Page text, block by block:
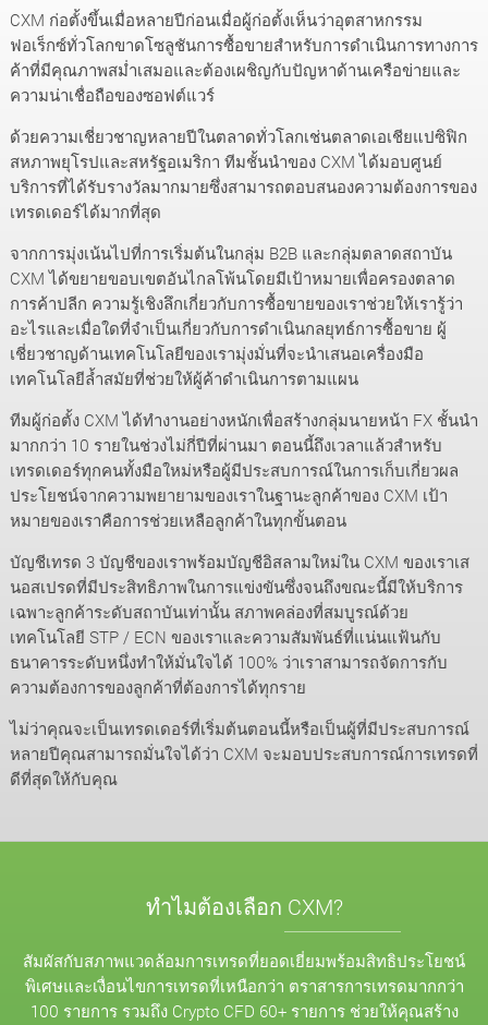
CXM ก่อตั้งขึ้นเมื่อหลายปีก่อนเมื่อผู้ก่อตั้งเห็นว่าอุตสาหกรรม
ฟอเร็กซ์ทั่วโลกขาดโซลูชันการซื้อขายสำหรับการดำเนินการทางการ
ค้าที่มีคุณภาพสม่ำเสมอและต้องเผชิญกับปัญหาด้านเครือข่ายและ
ความน่าเชื่อถือของซอฟต์แวร์
ด้วยความเชี่ยวชาญหลายปีในตลาดทั่วโลกเช่นตลาดเอเชียแปซิฟิก
สหภาพยุโรปและสหรัฐอเมริกา ทีมชั้นนำของ CXM ได้มอบศูนย์
บริการที่ได้รับรางวัลมากมายซึ่งสามารถตอบสนองความต้องการของ
เทรดเดอร์ได้มากที่สุด
จากการมุ่งเน้นไปที่การเริ่มต้นในกลุ่ม B2B และกลุ่มตลาดสถาบัน
CXM ได้ขยายขอบเขตอันไกลโพ้นโดยมีเป้าหมายเพื่อครองตลาด
การค้าปลีก ความรู้เชิงลึกเกี่ยวกับการซื้อขายของเราช่วยให้เรารู้ว่า
อะไรและเมื่อใดที่จำเป็นเกี่ยวกับการดำเนินกลยุทธ์การซื้อขาย ผู้
เชี่ยวชาญด้านเทคโนโลยีของเรามุ่งมั่นที่จะนำเสนอเครื่องมือ
เทคโนโลยีล้ำสมัยที่ช่วยให้ผู้ค้าดำเนินการตามแผน
ทีมผู้ก่อตั้ง CXM ได้ทำงานอย่างหนักเพื่อสร้างกลุ่มนายหน้า FX ชั้นนำ
มากกว่า 10 รายในช่วงไม่กี่ปีที่ผ่านมา ตอนนี้ถึงเวลาแล้วสำหรับ
เทรดเดอร์ทุกคนทั้งมือใหม่หรือผู้มีประสบการณ์ในการเก็บเกี่ยวผล
ประโยชน์จากความพยายามของเราในฐานะลูกค้าของ CXM เป้า
หมายของเราคือการช่วยเหลือลูกค้าในทุกขั้นตอน
บัญชีเทรด 3 บัญชีของเราพร้อมบัญชีอิสลามใหม่ใน CXM ของเราเส
นอสเปรดที่มีประสิทธิภาพในการแข่งขันซึ่งจนถึงขณะนี้มีให้บริการ
เฉพาะลูกค้าระดับสถาบันเท่านั้น สภาพคล่องที่สมบูรณ์ด้วย
เทคโนโลยี STP / ECN ของเราและความสัมพันธ์ที่แน่นแฟ้นกับ
ธนาคารระดับหนึ่งทำให้มั่นใจได้ 100% ว่าเราสามารถจัดการกับ
ความต้องการของลูกค้าที่ต้องการได้ทุกราย
ไม่ว่าคุณจะเป็นเทรดเดอร์ที่เริ่มต้นตอนนี้หรือเป็นผู้ที่มีประสบการณ์
หลายปีคุณสามารถมั่นใจได้ว่า CXM จะมอบประสบการณ์การเทรดที่
ดีที่สุดให้กับคุณ
ทำไมต้องเลือก CXM?
สัมผัสกับสภาพแวดล้อมการเทรดที่ยอดเยี่ยมพร้อมสิทธิประโยชน์
พิเศษและเงื่อนไขการเทรดที่เหนือกว่า ตราสารการเทรดมากกว่า
100 รายการ รวมถึง Crypto CFD 60+ รายการ ช่วยให้คุณสร้าง